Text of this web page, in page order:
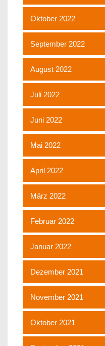
Oktober 2022
September 2022
August 2022
Juli 2022
Juni 2022
Mai 2022
April 2022
März 2022
Februar 2022
Januar 2022
Dezember 2021
November 2021
Oktober 2021